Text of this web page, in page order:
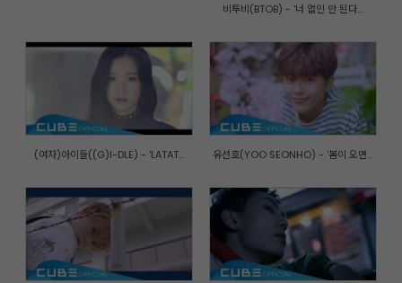
비투비(BTOB) - '너 없인 안 된다...
(여자)아이들((G)I-DLE) - 'LATAT... 유선호(YOO SEONHO) - '봄이 오면...